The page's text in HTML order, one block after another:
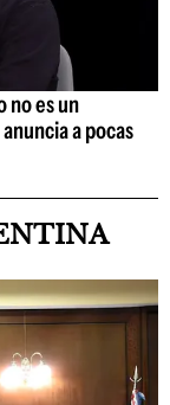
no es un
a pocas